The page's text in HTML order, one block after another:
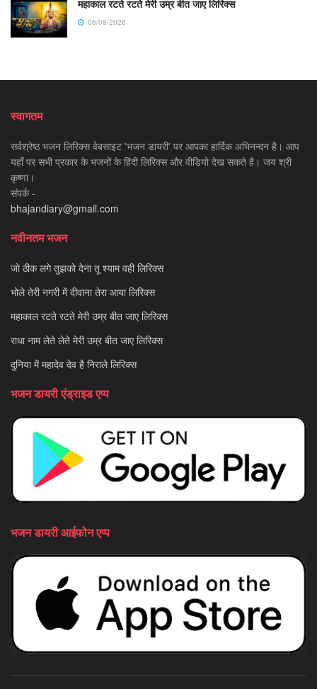
महाकाल रटते रटते मेरी उम्र बीत जाए लिरिक्स
06/08/2026
स्वागतम
सर्वश्रेष्ठ भजन लिरिक्स वेबसाइट 'भजन डायरी' पर आपका हार्दिक अभिनन्दन है। आप
यहाँ पर सभी प्रकार के भजनों के हिंदी लिरिक्स और वीडियो देख सकते है। जय श्री
कृष्णा।
संपर्क -
bhajandiary@gmail.com
नवीनतम भजन
जो ठीक लगे तुझको देना तू श्याम वही लिरिक्स
भोले तेरी नगरी में दीवाना तेरा आया लिरिक्स
महाकाल रटते रटते मेरी उम्र बीत जाए लिरिक्स
राधा नाम लेते लेते मेरी उम्र बीत जाए लिरिक्स
दुनिया में महादेव देव है निराले लिरिक्स
भजन डायरी एंड्राइड एप्प
भजन डायरी आईफोन एप्प